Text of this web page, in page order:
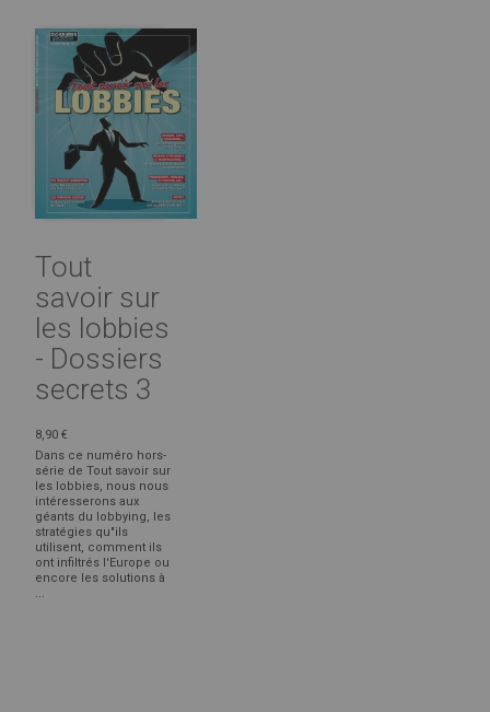
Tout
savoir sur
les lobbies
- Dossiers
secrets 3
8,90 €
Dans ce numéro hors-
série de Tout savoir sur
les lobbies, nous nous
intéresserons aux
géants du lobbying, les
stratégies qu"ils
utilisent, comment ils
ont infiltrés l'Europe ou
encore les solutions à
...